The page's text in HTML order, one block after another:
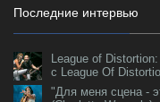
Последние интервью
League of
с League Of
"Для меня сцена -